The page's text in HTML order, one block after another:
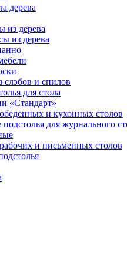
дерева
из дерева
из дерева
слэбов и спилов
для стола
«Стандарт»
и кухонных столов
для журнального
и письменных столов